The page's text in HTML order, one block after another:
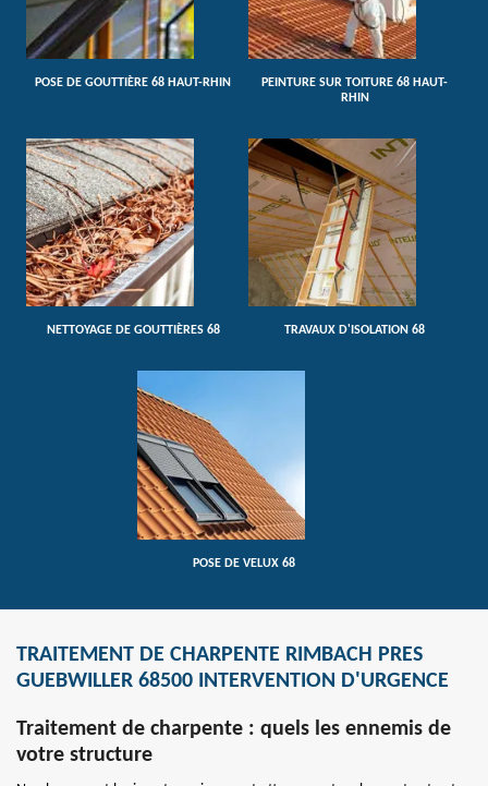
POSE DE GOUTTIÈRE 68 HAUT-RHIN
PEINTURE SUR TOITURE 68 HAUT-
RHIN
NETTOYAGE DE GOUTTIÈRES 68 TRAVAUX D'ISOLATION 68
POSE DE VELUX 68
TRAITEMENT DE CHARPENTE RIMBACH PRES
GUEBWILLER 68500 INTERVENTION D'URGENCE
Traitement de charpente : quels les ennemis de
votre structure